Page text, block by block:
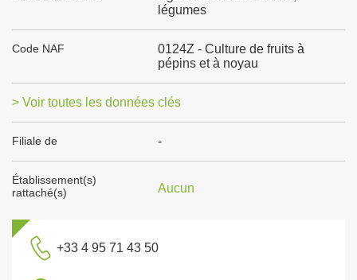
légumes
Code NAF
0124Z - Culture de fruits à
pépins et à noyau
> Voir toutes les données clés
Filiale de -
Établissement(s)
rattaché(s)
Aucun
+33 4 95 71 43 50